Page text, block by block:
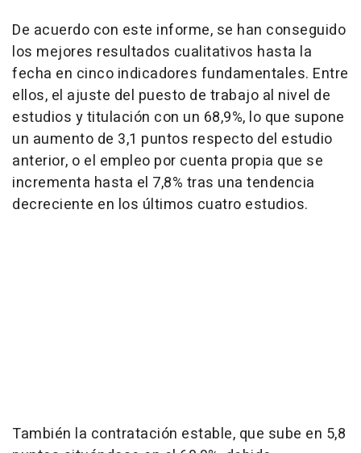
De acuerdo con este informe, se han conseguido
los mejores resultados cualitativos hasta la
fecha en cinco indicadores fundamentales. Entre
ellos, el ajuste del puesto de trabajo al nivel de
estudios y titulación con un 68,9%, lo que supone
un aumento de 3,1 puntos respecto del estudio
anterior, o el empleo por cuenta propia que se
incrementa hasta el 7,8% tras una tendencia
decreciente en los últimos cuatro estudios.
También la contratación estable, que sube en 5,8